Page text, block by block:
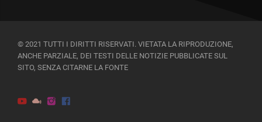
© 2021 TUTTI I DIRITTI RISERVATI. VIETATA LA RIPRODUZIONE,
ANCHE PARZIALE, DEI TESTI DELLE NOTIZIE PUBBLICATE SUL
SITO, SENZA CITARNE LA FONTE